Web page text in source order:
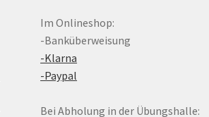
Im Onlineshop:
-Banküberweisung
-Klarna
-Paypal
Bei Abholung in der Übungshalle: